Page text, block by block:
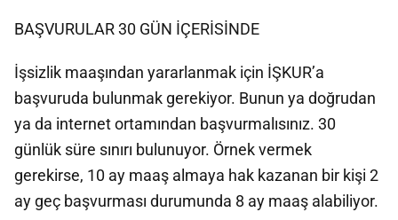
BAŞVURULAR 30 GÜN İÇERİSİNDE
İşsizlik maaşından yararlanmak için İŞKUR’a
başvuruda bulunmak gerekiyor. Bunun ya doğrudan
ya da internet ortamından başvurmalısınız. 30
günlük süre sınırı bulunuyor. Örnek vermek
gerekirse, 10 ay maaş almaya hak kazanan bir kişi 2
ay geç başvurması durumunda 8 ay maaş alabiliyor.